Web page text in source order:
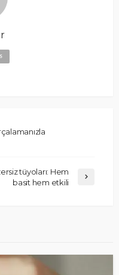
tüyoları: Hem
basit hem etkili